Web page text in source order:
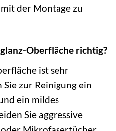
der Montage zu
Oberfläche richtig?
ist sehr
zur Reinigung ein
ein mildes
Sie aggressive